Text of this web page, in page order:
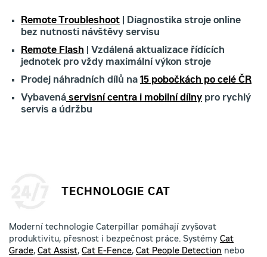
Remote Troubleshoot | Diagnostika stroje online
bez nutnosti návštěvy servisu
Remote Flash | Vzdálená aktualizace řídících
jednotek pro vždy maximální výkon stroje
Prodej náhradních dílů na 15 pobočkách po celé ČR
Vybavená servisní centra i mobilní dílny pro rychlý
servis a údržbu
TECHNOLOGIE CAT
Moderní technologie Caterpillar pomáhají zvyšovat
produktivitu, přesnost i bezpečnost práce. Systémy Cat
Grade, Cat Assist, Cat E-Fence, Cat People Detection nebo